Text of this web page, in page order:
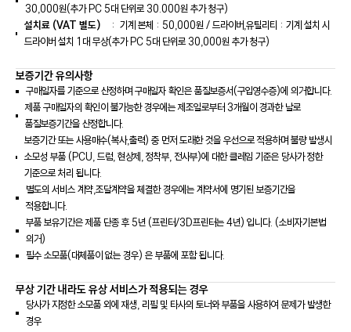
30,000원(추가 PC 5대 단위로 30.000원 추가 청구)
설치료 (VAT 별도)
: 기계 본체 : 50,000원 / 드라이버,유틸리티 : 기계 설치 시
드라이버 설치 1대 무상(추가 PC 5대 단위로 30,000원 추가 청구)
보증기간 유의사항
구매일자를 기준으로 산정하며 구매일자 확인은 품질보증서(구입영수증)에 의거합니다.
제품 구매일자의 확인이 불가능한 경우에는 제조일로부터 3개월이 경과한 날로
품질보증기간을 산정합니다.
보증기간 또는 사용매수(복사,출력) 중 먼저 도래한 것을 우선으로 적용하며 불량 발생시
소모성 부품 (PCU, 드럼, 현상제, 정착부, 전사부)에 대한 클레임 기준은 당사가 정한
기준으로 처리 됩니다.
별도의 서비스 계약,조달계약을 체결한 경우에는 계약서에 명기된 보증기간을
적용합니다.
부품 보유기간은 제품 단종 후 5년 (프린터/3D프린터는 4년) 입니다. (소비자기본법
의거)
필수 소모품(대체품이 없는 경우) 은 부품에 포함 됩니다.
무상 기간 내라도 유상 서비스가 적용되는 경우
당사가 지정한 소모품 외에 재생, 리필 및 타사의 토너와 부품을 사용하여 문제가 발생한
경우